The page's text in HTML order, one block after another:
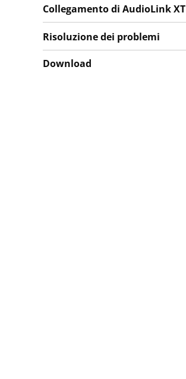
Collegamento di AudioLink XT
Risoluzione dei problemi
Download